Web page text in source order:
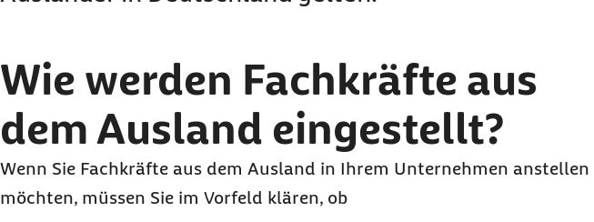
Wie werden Fachkräfte aus
dem Ausland eingestellt?
Wenn Sie Fachkräfte aus dem Ausland in Ihrem Unternehmen anstellen
möchten, müssen Sie im Vorfeld klären, ob